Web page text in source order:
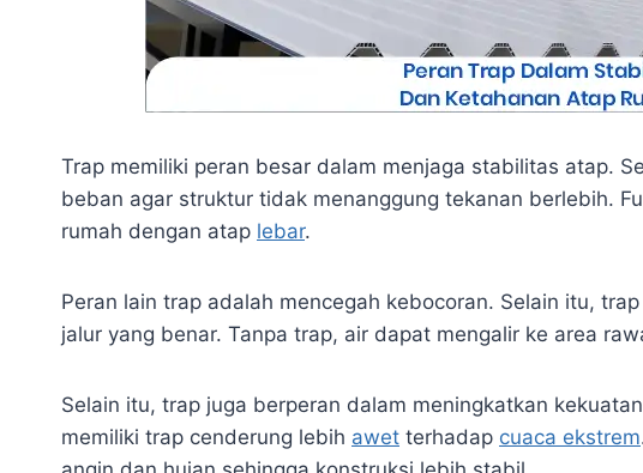
Trap memiliki peran besar dalam menjaga stabilitas atap.
beban agar struktur tidak menanggung tekanan berlebih.
rumah dengan atap lebar.
Peran lain trap adalah mencegah kebocoran. Selain itu,
jalur yang benar. Tanpa trap, air dapat mengalir ke area
Selain itu, trap juga berperan dalam meningkatkan
memiliki trap cenderung lebih awet terhadap cuaca ekstrem